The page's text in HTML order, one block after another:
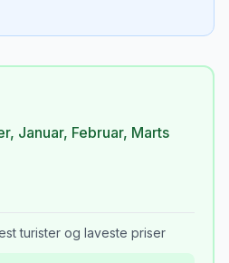
, Januar, Februar, Marts
turister og laveste priser